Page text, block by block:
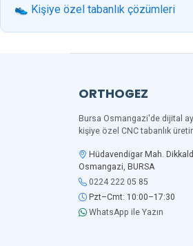
👟 Kişiye özel tabanlık çözümleri
ORTHOGEZ
Bursa Osmangazi'de dijital
kişiye özel CNC tabanlık
Hüdavendigar Mah.
Osmangazi, BURSA
0224 222 05 85
Pzt–Cmt: 10:00–17:30
WhatsApp ile Yazın